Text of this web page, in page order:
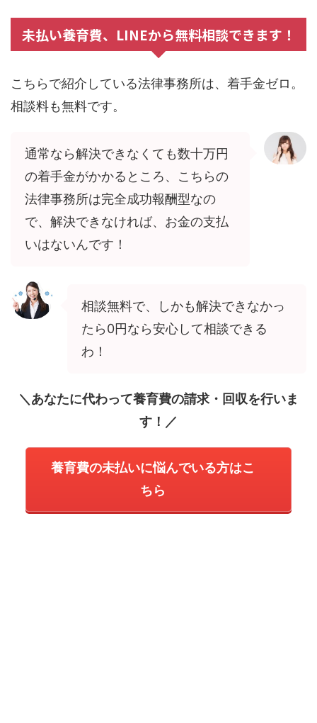
未払い養育費、LINEから無料相談できます！
こちらで紹介している法律事務所は、着手金ゼロ。
相談料も無料です。
通常なら解決できなくても数十万円
の着手金がかかるところ、こちらの
法律事務所は完全成功報酬型なの
で、解決できなければ、お金の支払
いはないんです！
相談無料で、しかも解決できなかっ
たら0円なら安心して相談できる
わ！
＼あなたに代わって養育費の請求・回収を行いま
す！／
養育費の未払いに悩んでいる方はこ
ちら